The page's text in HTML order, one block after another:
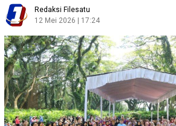
Redaksi Filesatu
12 Mei 2026 | 17:24